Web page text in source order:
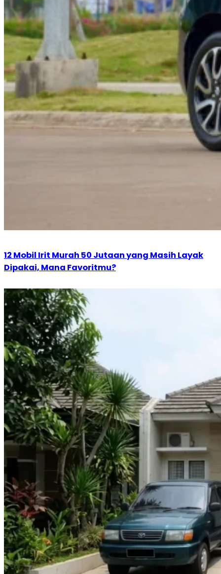
12 Mobil Irit Murah 50 Jutaan yang Masih Layak
Dipakai, Mana Favoritmu?